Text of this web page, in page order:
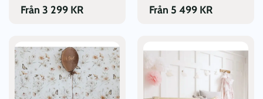
Från 3 299 KR Från 5 499 KR
här
produkten
har
flera
här
produkten